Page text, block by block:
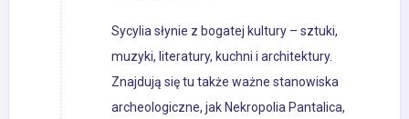
Sycylia słynie z bogatej kultury – sztuki,
muzyki, literatury, kuchni i architektury.
Znajdują się tu także ważne stanowiska
archeologiczne, jak Nekropolia Pantalica,